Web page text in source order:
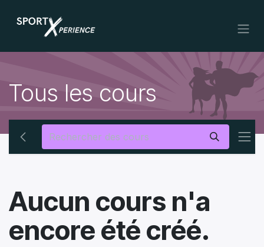
Tous les cours
Aucun cours n'a
encore été créé.